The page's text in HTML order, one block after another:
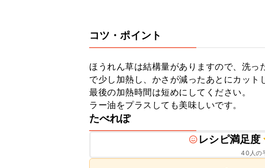
コツ・ポイント
ほうれん草は結構量がありますので、洗
で少し加熱し、かさが減ったあとにカット
最後の加熱時間は短めにしてください。
ラー油をプラスしても美味しいです。
たべれぽ
レシピ満足度
40 人の